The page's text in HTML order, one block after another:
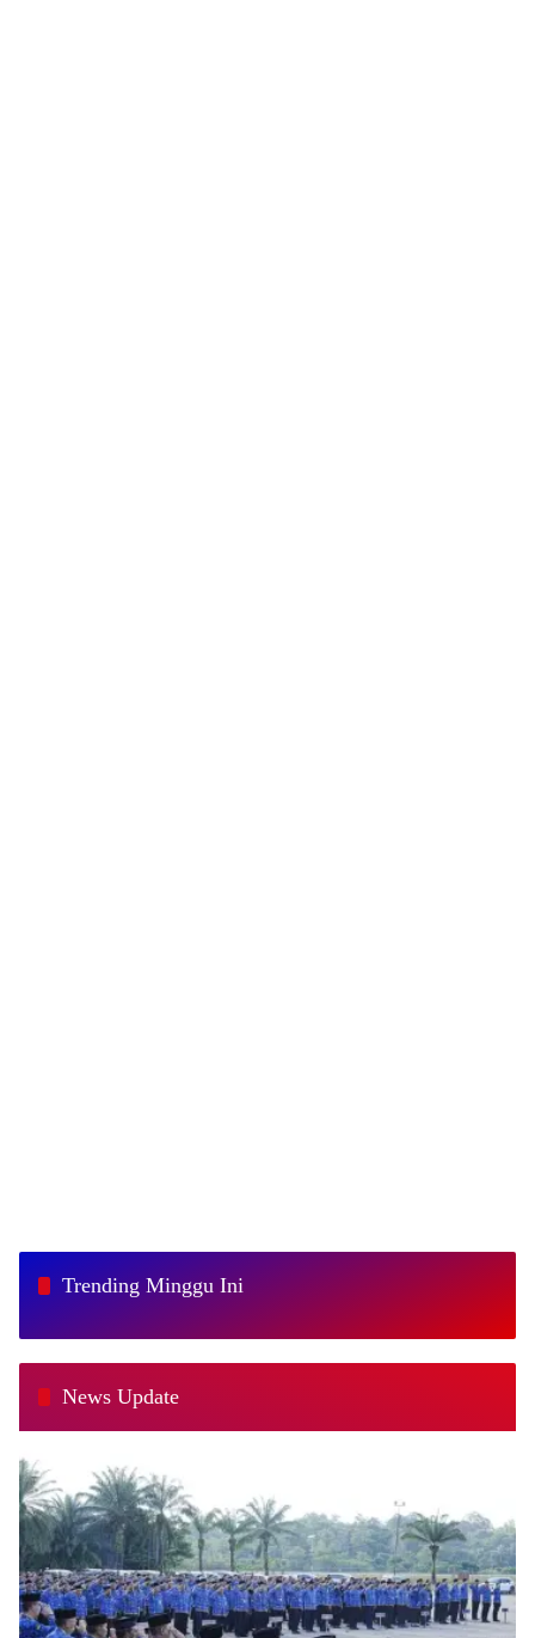
Trending Minggu Ini
News Update